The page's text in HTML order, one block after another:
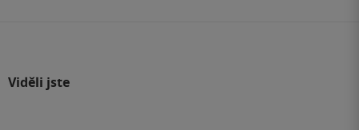
Viděli jste